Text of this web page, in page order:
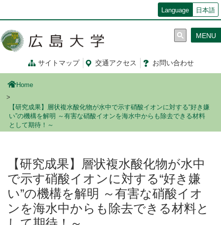
コ
ン
移
Language 日本語
サイトマップ 交通アクセス お問い合わせ
MENU
Home
【研究成果】層状複水酸化物が水中で示す硝酸イオンに対する“好き嫌
い”の機構を解明 ～有害な硝酸イオンを海水中からも除去できる材料
として期待！～
【研究成果】層状複水酸化物が水中
で示す硝酸イオンに対する“好き嫌
い”の機構を解明 ～有害な硝酸イオ
ンを海水中からも除去できる材料と